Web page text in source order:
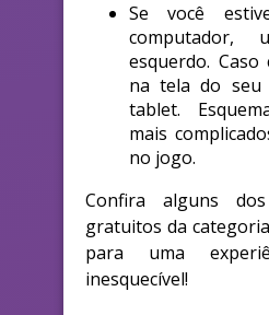
Se você
computador,
esquerdo.
na tela do seu
tablet.
mais
no jogo.
Confira alguns
gratuitos da
para uma
inesquecível!